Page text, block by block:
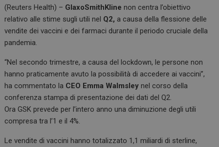
ce
b
o
o
k
ke
dI
at
s
p
p
(Reuters Health) – GlaxoSmithKline non centra l’obiettivo
relativo alle stime sugli utili nel Q2, a causa della flessione delle
vendite dei vaccini e dei farmaci durante il periodo cruciale della
pandemia.
“Nel secondo trimestre, a causa del lockdown, le persone non
hanno praticamente avuto la possibilità di accedere ai vaccini”,
ha commentato la CEO Emma Walmsley nel corso della
conferenza stampa di presentazione dei dati del Q2.
Ora GSK prevede per l’intero anno una diminuzione degli utili
compresa tra l’1 e il 4%.
Le vendite di vaccini hanno totalizzato 1,1 miliardi di sterline,